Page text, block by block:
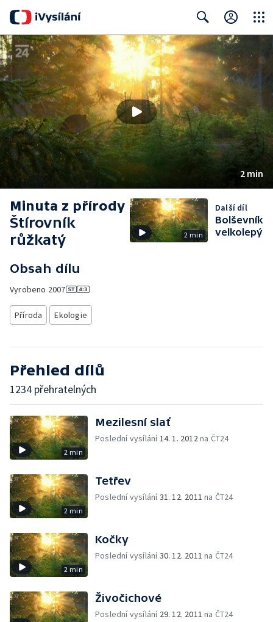
Search Close
2 min
Minuta z přírody
Štírovník
růžkatý
Obsah dílu
Vyrobeno 2007
Příroda Ekologie
2 min
Další díl
Bolševník
velkolepý
Přehled dílů
1234 přehratelných
2 min
Mezilesní slať
Poslední vysílání14. 1. 2012na ČT24
2 min
Tetřev
Poslední vysílání31. 12. 2011 na ČT24
2 min
Kočky
Poslední vysílání30. 12. 2011 na ČT24
Živočichové
Poslední vysílání 29. 12. 2011 na ČT24